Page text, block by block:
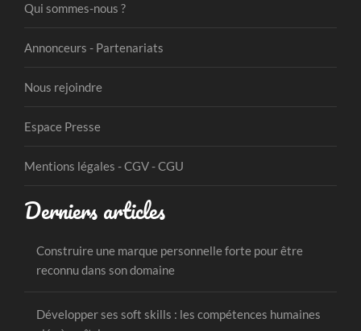
Qui sommes-nous ?
Annonceurs - Partenariats
Nous rejoindre
Espace Presse
Mentions légales - CGV - CGU
Derniers articles
Construire une marque personnelle forte pour être
reconnu dans son domaine
Développer ses soft skills : les compétences humaines